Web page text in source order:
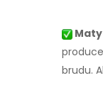
Maty
brudu.